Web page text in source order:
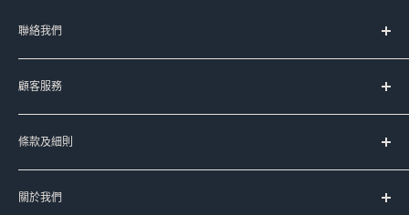
聯絡我們
服務時間：
星期一至五 上午11時-晚上8時
(星期六﹑日及公眾假期休息)
Signal:+852 90107944
Line:@meadowduck
顧客服務
台灣代購服務流程
如何購買
送貨服務
常見問題
條款及細則
服務條款
運送條款
關於我們